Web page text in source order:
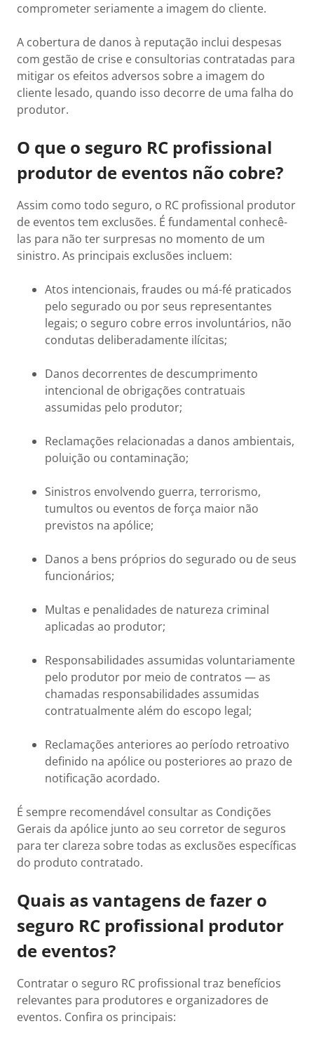
comprometer seriamente a imagem do cliente.
A cobertura de danos à reputação inclui despesas
com gestão de crise e consultorias contratadas para
mitigar os efeitos adversos sobre a imagem do
cliente lesado, quando isso decorre de uma falha do
produtor.
O que o seguro RC profissional
produtor de eventos não cobre?
Assim como todo seguro, o RC profissional produtor
de eventos tem exclusões. É fundamental conhecê-
las para não ter surpresas no momento de um
sinistro. As principais exclusões incluem:
Atos intencionais, fraudes ou má-fé praticados
pelo segurado ou por seus representantes
legais; o seguro cobre erros involuntários, não
condutas deliberadamente ilícitas;
Danos decorrentes de descumprimento
intencional de obrigações contratuais
assumidas pelo produtor;
Reclamações relacionadas a danos ambientais,
poluição ou contaminação;
Sinistros envolvendo guerra, terrorismo,
tumultos ou eventos de força maior não
previstos na apólice;
Danos a bens próprios do segurado ou de seus
funcionários;
Multas e penalidades de natureza criminal
aplicadas ao produtor;
Responsabilidades assumidas voluntariamente
pelo produtor por meio de contratos — as
chamadas responsabilidades assumidas
contratualmente além do escopo legal;
Reclamações anteriores ao período retroativo
definido na apólice ou posteriores ao prazo de
notificação acordado.
É sempre recomendável consultar as Condições
Gerais da apólice junto ao seu corretor de seguros
para ter clareza sobre todas as exclusões específicas
do produto contratado.
Quais as vantagens de fazer o
seguro RC profissional produtor
de eventos?
Contratar o seguro RC profissional traz benefícios
relevantes para produtores e organizadores de
eventos. Confira os principais: